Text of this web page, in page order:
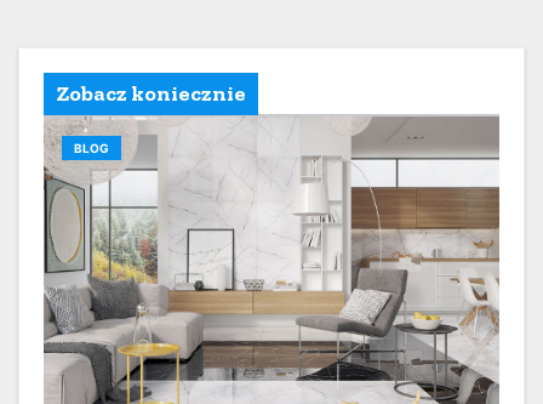
Zobacz koniecznie
BLOG